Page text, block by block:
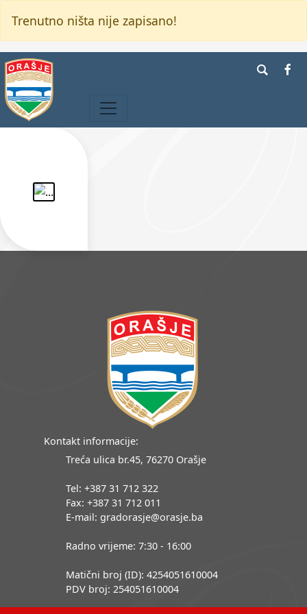
Trenutno ništa nije zapisano!
Kontakt informacije:
Treća ulica br.45, 76270 Orašje
Tel: +387 31 712 322
Fax: +387 31 712 011
E-mail: gradorasje@orasje.ba
Radno vrijeme: 7:30 - 16:00
Matični broj (ID): 4254051610004
PDV broj: 254051610004